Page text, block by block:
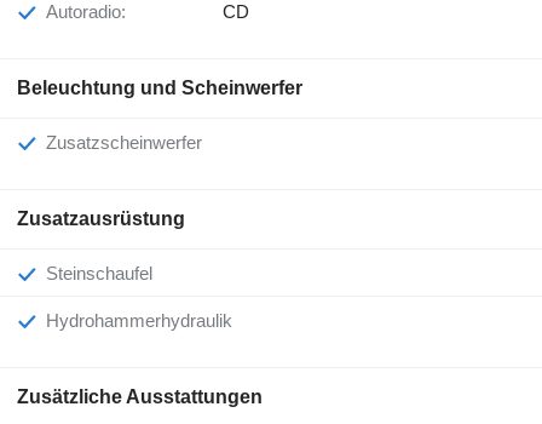
Autoradio: CD
Beleuchtung und Scheinwerfer
Zusatzscheinwerfer
Zusatzausrüstung
Steinschaufel
Hydrohammerhydraulik
Zusätzliche Ausstattungen